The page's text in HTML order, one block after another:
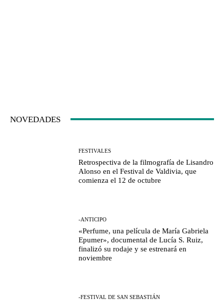
NOVEDADES
FESTIVALES
Retrospectiva de la filmografía de Lisandro
Alonso en el Festival de Valdivia, que
comienza el 12 de octubre
-ANTICIPO
«Perfume, una película de María Gabriela
Epumer», documental de Lucía S. Ruiz,
finalizó su rodaje y se estrenará en
noviembre
-FESTIVAL DE SAN SEBASTIÁN